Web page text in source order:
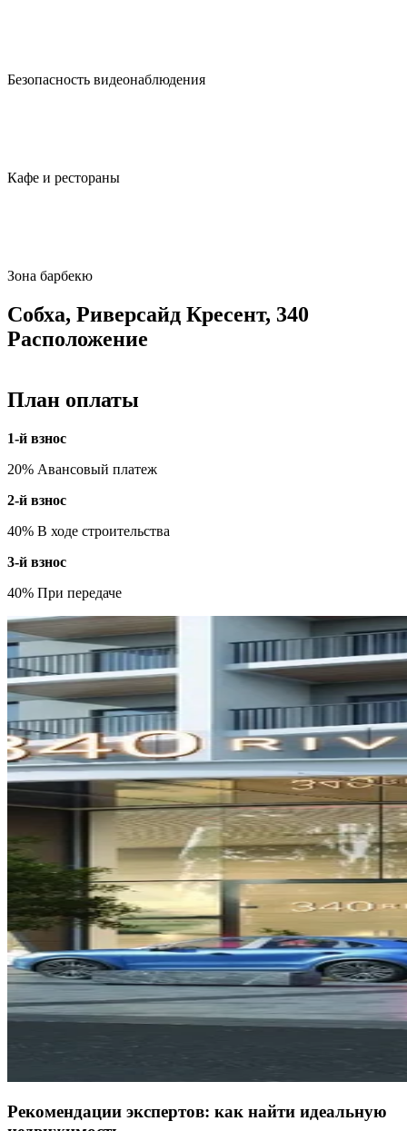
Безопасность видеонаблюдения
Кафе и рестораны
Зона барбекю
Собха, Риверсайд Кресент, 340
Расположение
План оплаты
1-й взнос
20% Авансовый платеж
2-й взнос
40% В ходе строительства
3-й взнос
40% При передаче
Рекомендации экспертов: как найти идеальную